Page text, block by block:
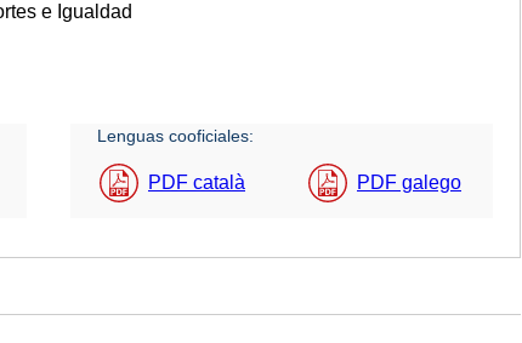
e Igualdad
Lenguas cooficiales:
PDF català PDF galego